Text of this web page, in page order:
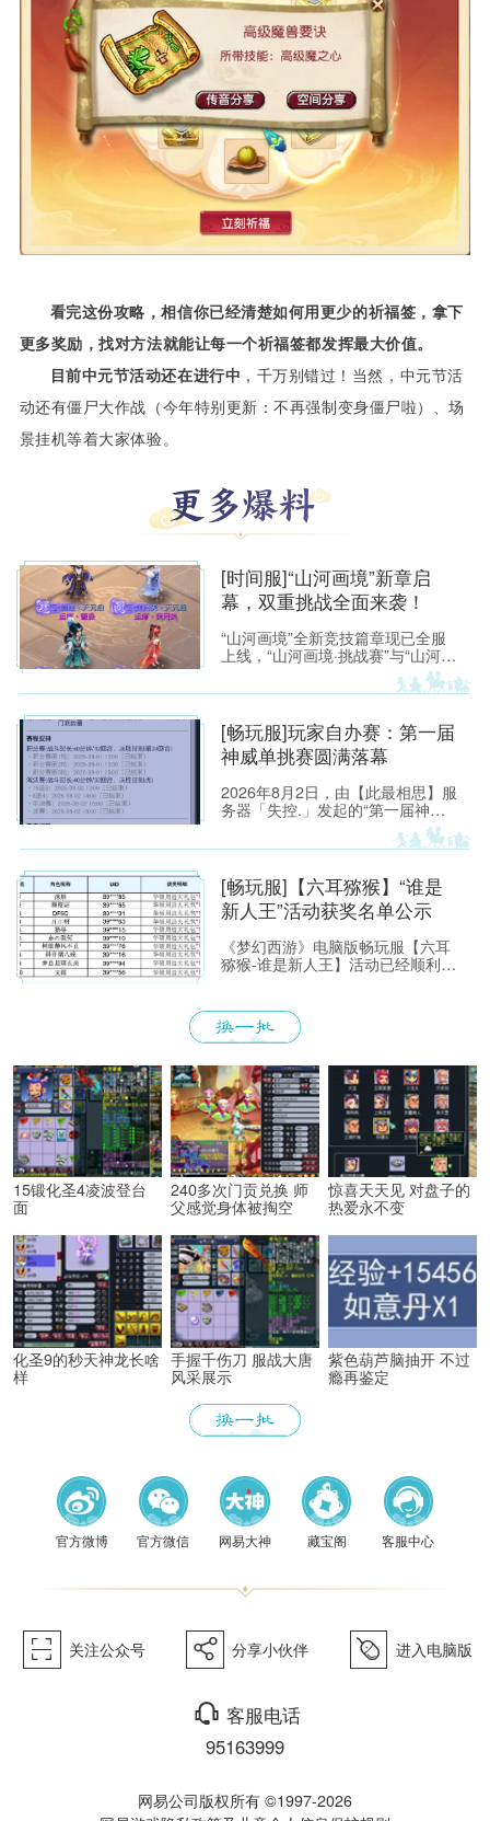
看完这份攻略，相信你已经清楚如何用更少的祈福签，拿下
更多奖励，找对方法就能让每一个祈福签都发挥最大价值。
目前中元节活动还在进行中 ，千万别错过！当然，中元节活
动还有僵尸大作战（今年特别更新：不再强制变身僵尸啦）、场
景挂机等着大家体验。
[时间服]“山河画境”新章启
幕，双重挑战全面来袭！
“山河画境”全新竞技篇章现已全服
上线，“山河画境·挑战赛”与“山河画
境·月度英雄榜”两大玩法同步放
出。参与玩法不仅有机会获得特赦
能解锁专属限时称谓、万界通廊摊
位招牌装饰、首领雕像庭院装饰等
限定奖励。
[畅玩服]玩家自办赛：第一届
神威单挑赛圆满落幕
2026年8月2日，由【此最相思】服
务器「失控.」发起的“第一届神威
[畅玩服]【六耳猕猴】“谁是
新人王”活动获奖名单公示
《梦幻西游》电脑版畅玩服【六耳
猕猴-谁是新人王】活动已经顺利落
如下：https://xyq.
15锻化圣4凌波登台
面
240多次门贡兑换 师
父感觉身体被掏空
惊喜天天见 对盘子的
热爱永不变
化圣9的秒天神龙长啥
样
手握千伤刀 服战大唐
风采展示
紫色葫芦脑抽开 不过
瘾再鉴定
《梦幻
西游》
官方微博 官方微信 网易大神 藏宝阁 客服中心
򰀁 关注公众号 򰀂 分享小伙伴 򰀄 进入电脑版
򰀃 客服电话
95163999
网易公司版权所有 ©1997-2026